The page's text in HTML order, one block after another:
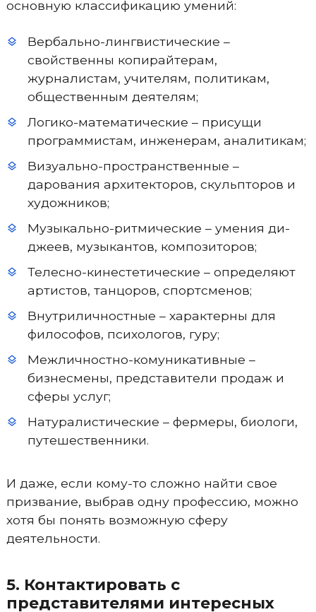
основную классификацию умений:
Вербально-лингвистические –
свойственны копирайтерам,
журналистам, учителям, политикам,
общественным деятелям;
Логико-математические – присущи
программистам, инженерам, аналитикам;
Визуально-пространственные –
дарования архитекторов, скульпторов и
художников;
Музыкально-ритмические – умения ди-
джеев, музыкантов, композиторов;
Телесно-кинестетические – определяют
артистов, танцоров, спортсменов;
Внутриличностные – характерны для
философов, психологов, гуру;
Межличностно-комуникативные –
бизнесмены, представители продаж и
сферы услуг;
Натуралистические – фермеры, биологи,
путешественники.
И даже, если кому-то сложно найти свое
призвание, выбрав одну профессию, можно
хотя бы понять возможную сферу
деятельности.
5. Контактировать с
представителями интересных